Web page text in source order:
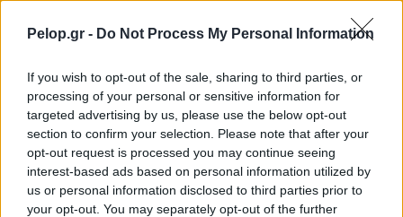
Pelop.gr - Do Not Process My Personal Information
If you wish to opt-out of the sale, sharing to third parties, or
processing of your personal or sensitive information for
targeted advertising by us, please use the below opt-out
section to confirm your selection. Please note that after your
opt-out request is processed you may continue seeing
interest-based ads based on personal information utilized by
us or personal information disclosed to third parties prior to
your opt-out. You may separately opt-out of the further
ΕΛΛΑΔΑ
Ηράκλειο: Νέο περιστατικό ενδοοικογενειακής
βίας – 34χρονη κατήγγειλε τον σύζυγό της για
ξυλοδαρμό